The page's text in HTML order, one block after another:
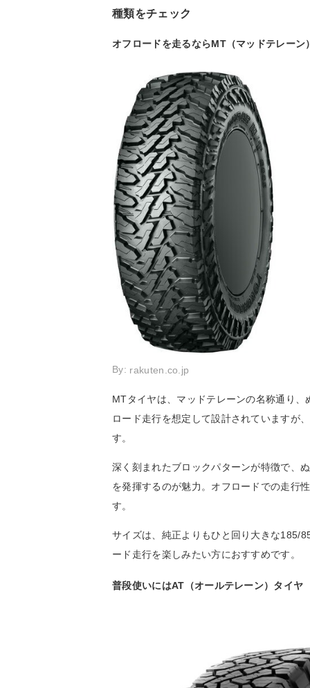
種類をチェック
オフロードを走るならMT（マッドテレーン
By: rakuten.co.jp
MTタイヤは、マッドテレーンの名称通り
ロード走行を想定して設計されていますが
す。
深く刻まれたブロックパターンが特徴で、
を発揮するのが魅力。オフロードでの走行
す。
サイズは、純正よりもひと回り大きな185/
ード走行を楽しみたい方におすすめです。
普段使いにはAT（オールテレーン）タイヤ